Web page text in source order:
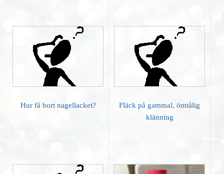
Hur få bort nagellacket?
Fläck på gammal, ömtålig
klänning